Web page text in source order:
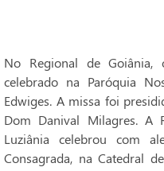
No Regional de
celebrado na Paróquia
Edwiges. A missa foi
Dom Danival Milagres. A
Luziânia celebrou com
Consagrada, na Catedral